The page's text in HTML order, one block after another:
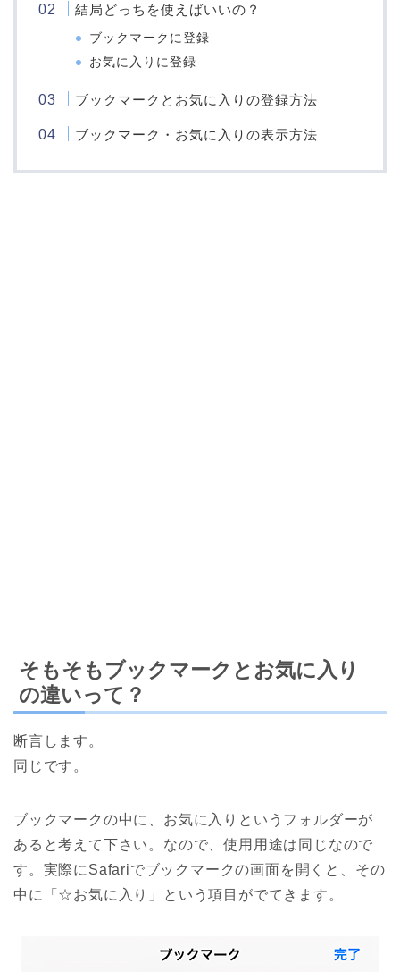
結局どっちを使えばいいの？
ブックマークに登録
お気に入りに登録
ブックマークとお気に入りの登録方法
ブックマーク・お気に入りの表示方法
そもそもブックマークとお気に入り
の違いって？
断言します。
同じです。
ブックマークの中に、お気に入りというフォルダーが
あると考えて下さい。なので、使用用途は同じなので
す。実際にSafariでブックマークの画面を開くと、その
中に「☆お気に入り」という項目がでてきます。